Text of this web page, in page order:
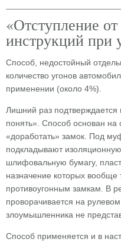
«Отступление
инструкций при
Способ, недостойный
количество угонов
применении (около 4%).
Лишний раз
понять». Способ основан на
«доработать» замок. Под
подкладывают
шлифовальную бумагу,
назначение которых вообще
противоугонным замкам. В
проворачивается на
злоумышленника не
Способ применяется и в